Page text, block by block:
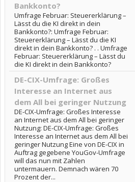
Bankkonto?
Umfrage Februar: Steuererklärung –
Lässt du die KI direkt in dein
Bankkonto?: Umfrage Februar:
Steuererklärung – Lässt du die KI
direkt in dein Bankkonto? . . Umfrage
Februar: Steuererklärung – Lässt du
die KI direkt in dein Bankkonto?
DE-CIX-Umfrage: Großes
Interesse an Internet aus
dem All bei geringer Nutzung
DE-CIX-Umfrage: Großes Interesse
an Internet aus dem All bei geringer
Nutzung: DE-CIX-Umfrage: Großes
Interesse an Internet aus dem All bei
geringer Nutzung Eine von DE-CIX in
Auftrag gegebene YouGov-Umfrage
will das nun mit Zahlen
untermauern. Demnach wären 70
Prozent der...